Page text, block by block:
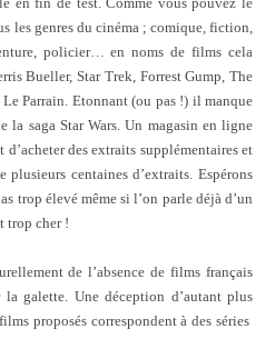
les genres du cinéma ; comique, fiction,
policier… en noms de films cela
Bueller, Star Trek, Forrest Gump, The
Parrain. Etonnant (ou pas !) il manque
la saga Star Wars. Un magasin en ligne
des extraits supplémentaires et
plusieurs centaines d’extraits. Espérons
trop élevé même si l’on parle déjà d’un
trop cher !
de l’absence de films français
galette. Une déception d’autant plus
proposés correspondent à des séries